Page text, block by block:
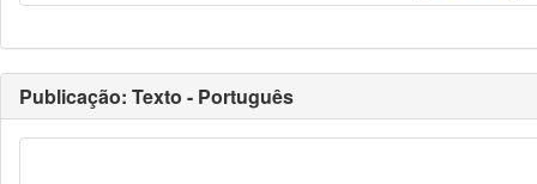
Publicação: Texto - Português